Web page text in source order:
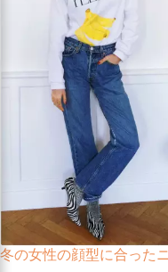
冬の女性の顔型に合った